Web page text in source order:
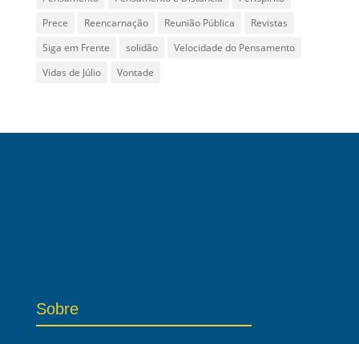
Prece
Reencarnação Reunião Pública
Revistas
Siga em Frente
solidão
Velocidade do Pensamento
Vidas de Júlio
Vontade
Sobre